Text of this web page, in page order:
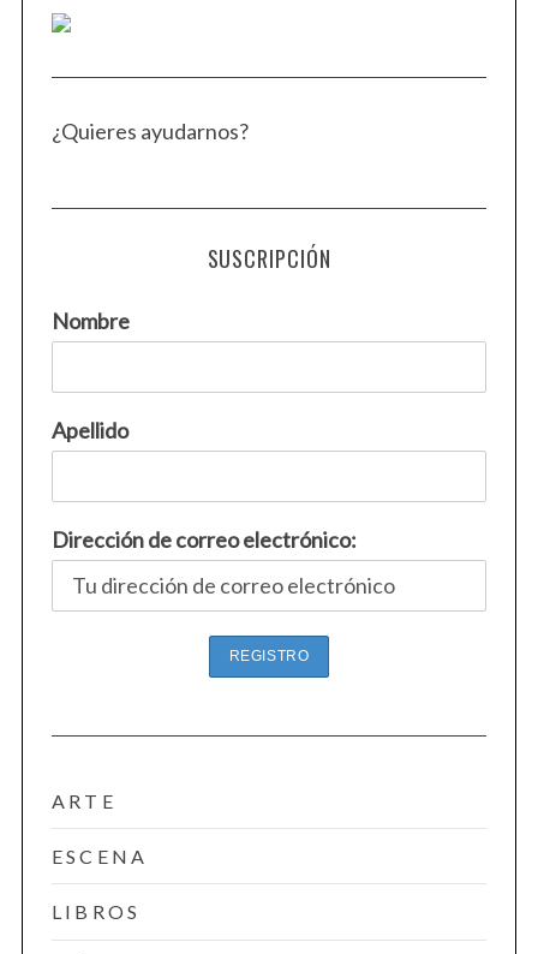
¿Quieres ayudarnos?
SUSCRIPCIÓN
Nombre
Apellido
Dirección de correo electrónico:
ARTE
ESCENA
LIBROS